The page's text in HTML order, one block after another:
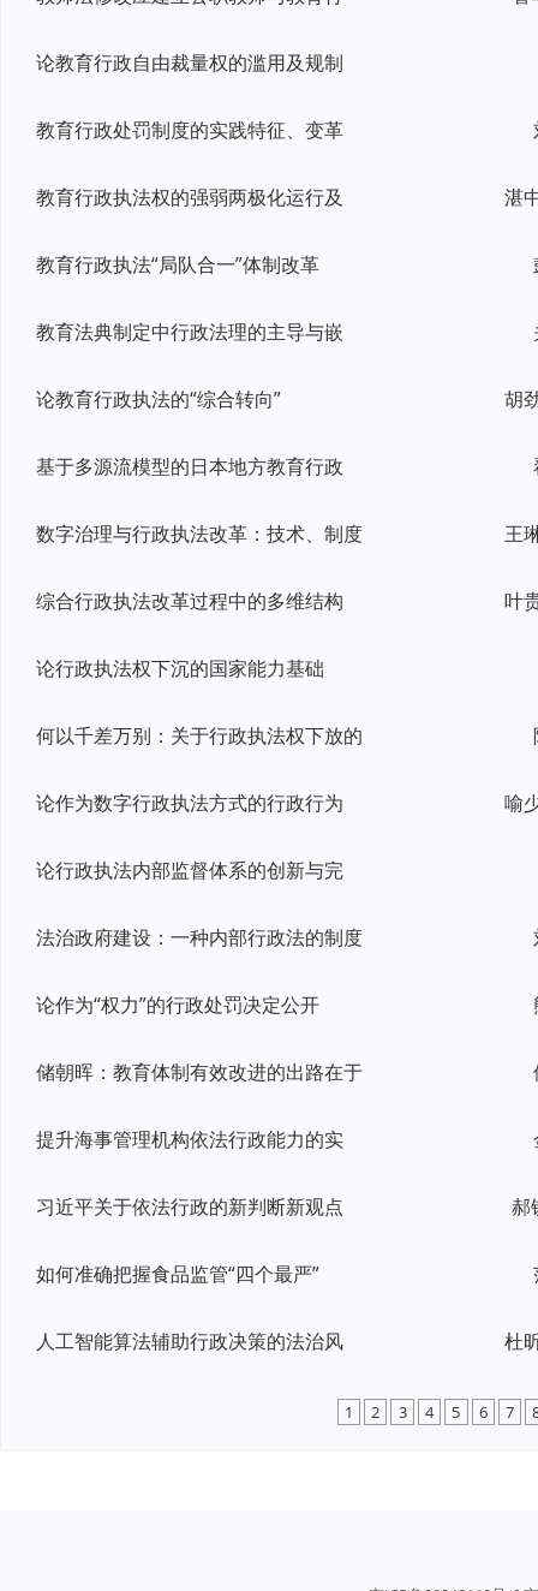
论教育行政自由裁量权的滥用及规制
教育行政处罚制度的实践特征、变革
教育行政执法权的强弱两极化运行及
教育行政执法“局队合一”体制改革
教育法典制定中行政法理的主导与嵌
论教育行政执法的“综合转向”
基于多源流模型的日本地方教育行政
数字治理与行政执法改革：技术、制度
综合行政执法改革过程中的多维结构
论行政执法权下沉的国家能力基础
何以千差万别：关于行政执法权下放的
论作为数字行政执法方式的行政行为
论行政执法内部监督体系的创新与完
法治政府建设：一种内部行政法的制度
论作为“权力”的行政处罚决定公开
储朝晖：教育体制有效改进的出路在于
提升海事管理机构依法行政能力的实
习近平关于依法行政的新判断新观点 郝
如何准确把握食品监管“四个最严”
人工智能算法辅助行政决策的法治风
1 2 3 4 5 6 7